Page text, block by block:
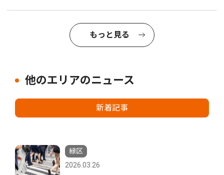
もっと見る
他のエリアのニュース
新着記事
緑区
2026.03.26